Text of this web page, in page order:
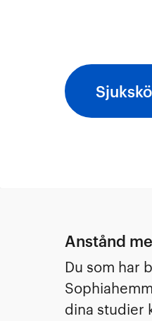
Anstånd
Du som har
dina studier